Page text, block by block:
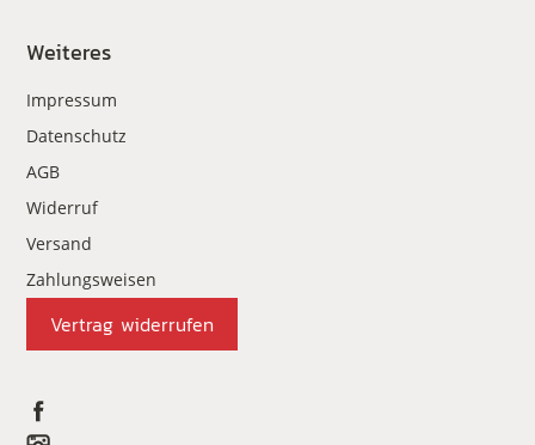
Weiteres
Impressum
Datenschutz
AGB
Widerruf
Versand
Zahlungsweisen
Vertrag widerrufen